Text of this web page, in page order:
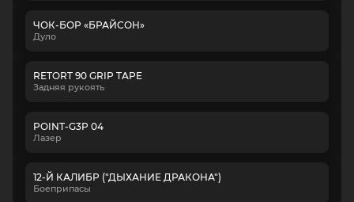
ЧОК-БОР «БРАЙСОН»
Дуло
RETORT 90 GRIP TAPE
Задняя рукоять
POINT-G3P 04
Лазер
12-Й КАЛИБР ("ДЫХАНИЕ ДРАКОНА")
Боеприпасы